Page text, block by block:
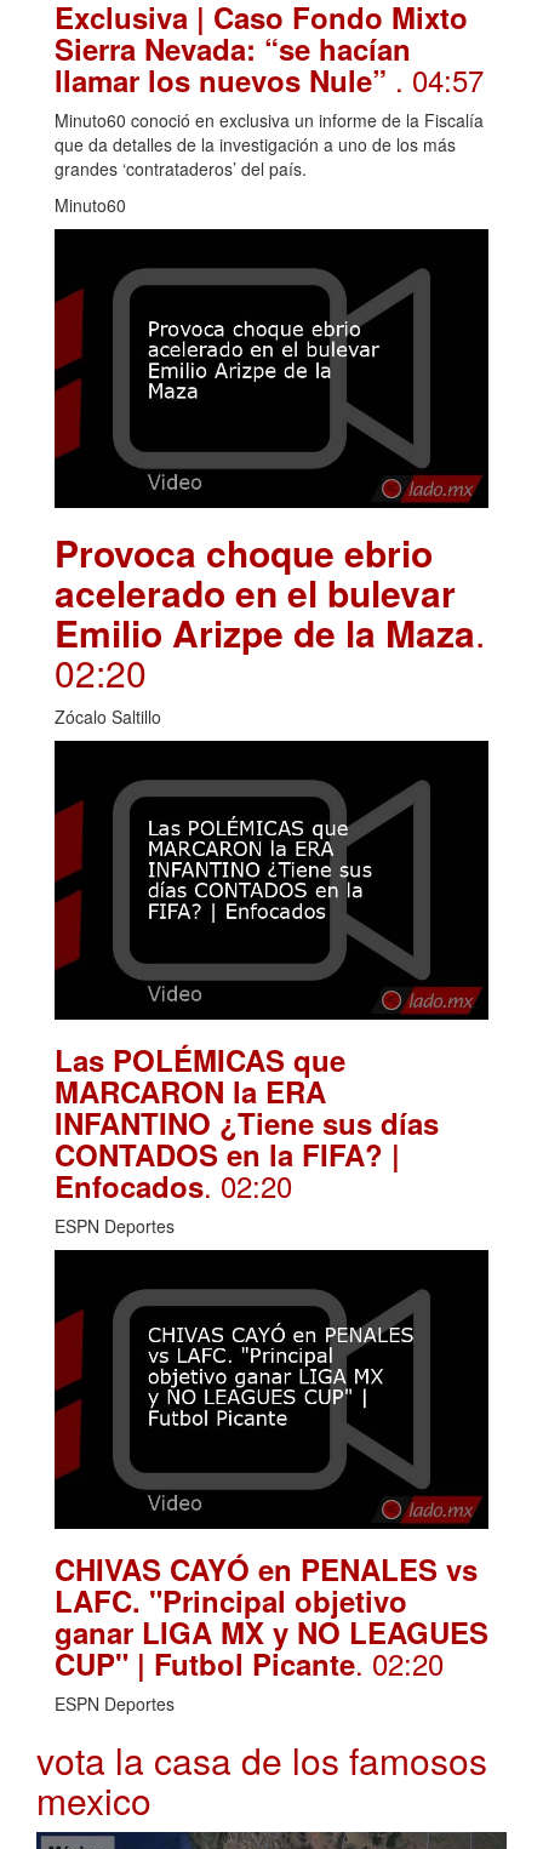
Exclusiva | Caso Fondo Mixto
Sierra Nevada: “se hacían
llamar los nuevos Nule” . 04:57
Minuto60 conoció en exclusiva un informe de la Fiscalía
que da detalles de la investigación a uno de los más
grandes ‘contrataderos’ del país.
Minuto60
Provoca choque ebrio
acelerado en el bulevar
Emilio Arizpe de la Maza.
02:20
Zócalo Saltillo
Las POLÉMICAS que
MARCARON la ERA
INFANTINO ¿Tiene sus días
CONTADOS en la FIFA? |
Enfocados. 02:20
ESPN Deportes
CHIVAS CAYÓ en PENALES vs
LAFC. "Principal objetivo
ganar LIGA MX y NO LEAGUES
CUP" | Futbol Picante. 02:20
ESPN Deportes
vota la casa de los famosos
mexico